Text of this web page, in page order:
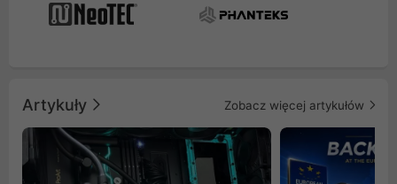
Artykuły Zobacz więcej artykułów